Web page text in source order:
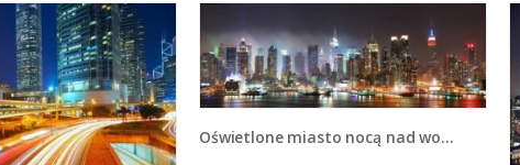
Oświetlone miasto nocą nad wodą - AM103